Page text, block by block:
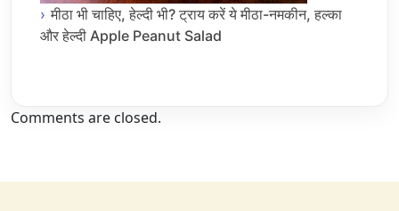
मीठा भी चाहिए, हेल्दी भी? ट्राय करें ये मीठा-नमकीन, हल्का
और हेल्दी Apple Peanut Salad
Comments are closed.